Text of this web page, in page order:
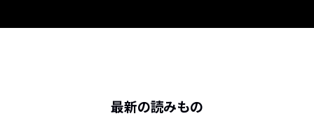
最新の読みもの